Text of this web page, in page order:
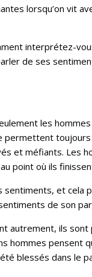
lorsqu’on vit
interprétez-
de ses
les
permettent
et méfiants. Les
point où ils
et cela
de son
autrement, ils sont
hommes pensent
blessés dans le